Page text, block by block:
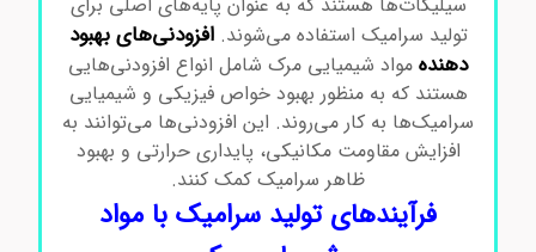
تولید سرامیک استفاده می‌شوند.افزودنی‌های بهبود
دهندهمواد شیمیایی مرک شامل انواع افزودنی‌هایی
هستند که به منظور بهبود خواص فیزیکی و شیمیایی
سرامیک‌ها به کار می‌روند. این افزودنی‌ها می‌توانند به
افزایش مقاومت مکانیکی، پایداری حرارتی و بهبود
ظاهر سرامیک کمک کنند.
فرآیندهای تولید سرامیک با مواد